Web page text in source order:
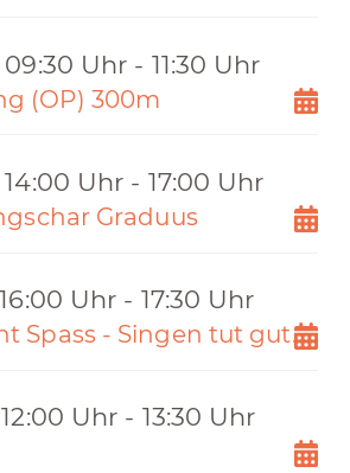
Uhr - 11:30 Uhr
(OP) 300m
Uhr - 17:00 Uhr
Graduus
Uhr - 17:30 Uhr
Spass - Singen tut gut...
Uhr - 13:30 Uhr